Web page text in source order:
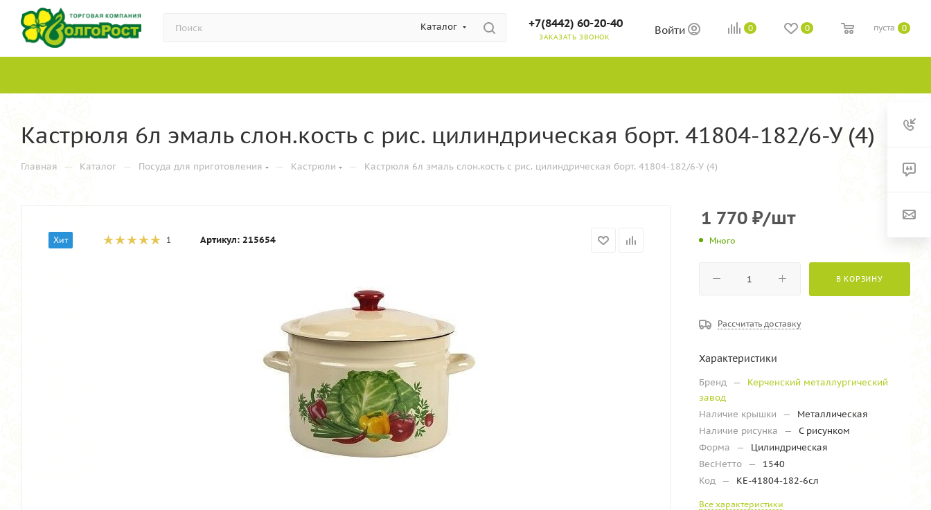
Каталог +7(8442) 60-20-40
ЗАКАЗАТЬ ЗВОНОК
Войти 0 0 0
пуста
Кастрюля 6л эмаль слон.кость с рис. цилиндрическая борт. 41804-182/6-У (4)
Главная — Каталог — Посуда для приготовления — Кастрюли — Кастрюля 6л эмаль слон.кость с рис. цилиндрическая борт. 41804-182/6-У (4)
Хит 1 Артикул: 215654
1 770 ₽/шт
Много
В КОРЗИНУ
Рассчитать доставку
Характеристики
Бренд —
Керченский металлургический
завод
Наличие крышки
—
Металлическая
Наличие рисунка
—
С рисунком
Форма
—
Цилиндрическая
ВесНетто —
1540
Код — КЕ-41804-182-6сл
Все характеристики